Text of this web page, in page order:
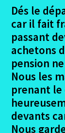
Lisbonne –
Madrid –
Seville –
Seville –
Seville –
Dés le
car il fait
passant
achetons
pension
Nous les
prenant le
devants
Nous